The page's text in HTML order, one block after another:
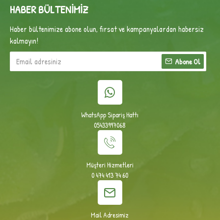
HABER BÜLTENIMIZ
Haber bültenimize abone olun, fırsat ve kampanyalardan habersiz
kalmayın!
Abone Ol
WhatsApp Sipariş Hattı
05433997068
Müşteri Hizmetleri
0 474 413 74 60
Mail Adresimiz